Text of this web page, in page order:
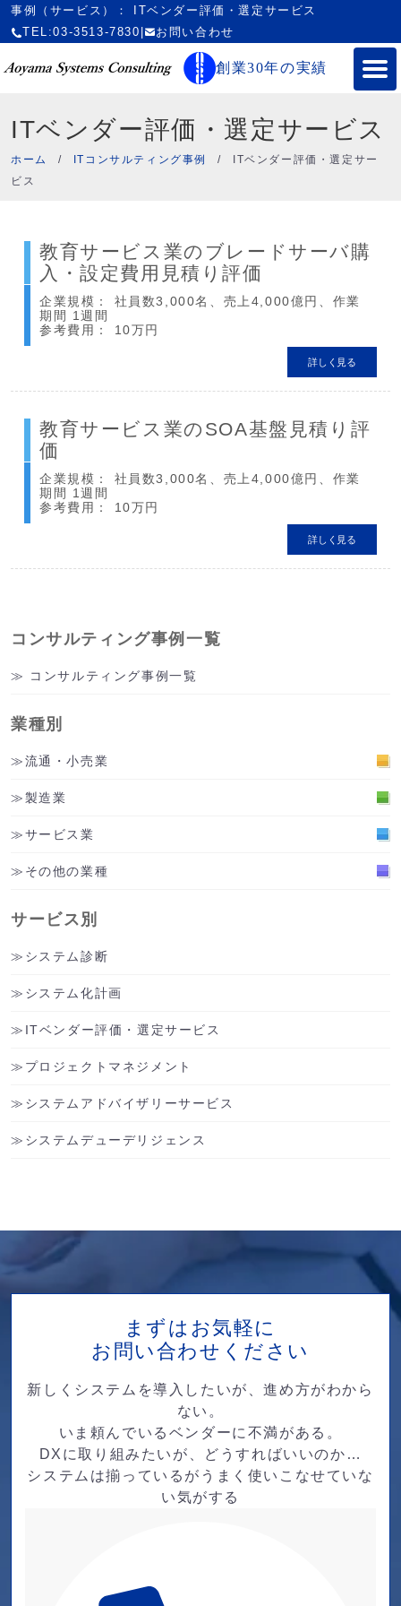
事例（サービス）： ITベンダー評価・選定サービス
TEL:03-3513-7830
お問い合わせ
創業30年の実績
ITベンダー評価・選定サービス
ホーム / ITコンサルティング事例 /
ITベンダー評価・選定サー
ビス
教育サービス業のブレードサーバ購
入・設定費用見積り評価
企業規模： 社員数3,000名、売上4,000億円、作業
期間 1週間
参考費用： 10万円
詳しく見る
教育サービス業のSOA基盤見積り評
価
企業規模： 社員数3,000名、売上4,000億円、作業
期間 1週間
参考費用： 10万円
詳しく見る
コンサルティング事例一覧
コンサルティング事例一覧
業種別
流通・小売業
製造業
サービス業
その他の業種
サービス別
システム診断
システム化計画
ITベンダー評価・選定サービス
プロジェクトマネジメント
システムアドバイザリーサービス
システムデューデリジェンス
まずはお気軽に
お問い合わせください
新しくシステムを導入したいが、進め方がわから
ない。
いま頼んでいるベンダーに不満がある。
DXに取り組みたいが、どうすればいいのか…
システムは揃っているがうまく使いこなせていな
い気がする